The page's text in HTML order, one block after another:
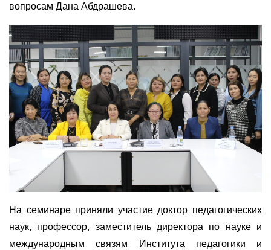
вопросам Дана Абдрашева.
На семинаре приняли участие доктор педагогических
наук, профессор, заместитель директора по науке и
международным связям Института педагогики и